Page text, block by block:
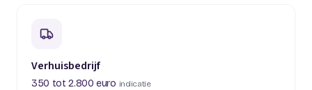
Verhuisbedrijf
350 tot 2.800 euro indicatie